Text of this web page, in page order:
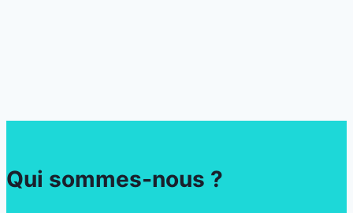
Qui sommes-nous ?